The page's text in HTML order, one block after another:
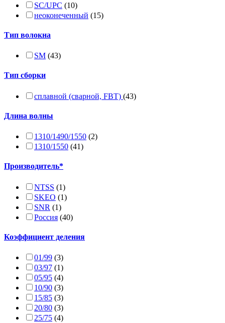
SC/UPC (10)
неоконеченный (15)
Тип волокна
SM (43)
Тип сборки
сплавной (сварной, FBT) (43)
Длина волны
1310/1490/1550 (2)
1310/1550 (41)
Производитель*
NTSS (1)
SKEO (1)
SNR (1)
Россия (40)
Коэффициент деления
01/99 (3)
03/97 (1)
05/95 (4)
10/90 (3)
15/85 (3)
20/80 (3)
25/75 (4)